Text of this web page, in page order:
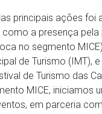
principais ações foi
como a presença
no segmento
de Turismo (IMT),
de Turismo das
MICE, iniciamos
em parceria